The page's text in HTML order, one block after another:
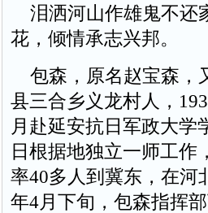
泪洒河山作雄鬼不还
花，倾情承志兴邦。
包森，原名赵宝森，
县三合乡义龙村人，
月赴延安抗日军政大学
日根据地独立一师工作
率40多人到冀东，在河
年4月下旬，包森指挥